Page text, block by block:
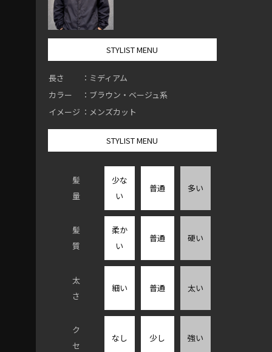
STYLIST MENU
長さ
：ミディアム
カラー
：ブラウン・ベージュ系
イメージ ：メンズカット
STYLIST MENU
髪
量
少な
い
普通 多い
髪
質
柔か
い
普通 硬い
太
さ
細い 普通 太い
ク
セ
なし 少し 強い